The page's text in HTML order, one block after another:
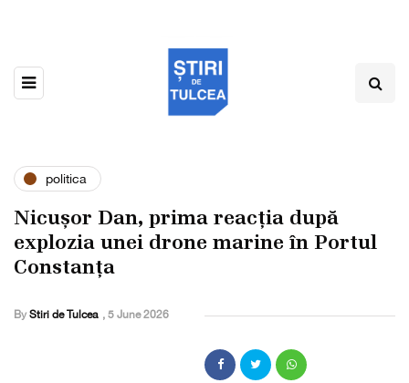
politica
Nicușor Dan, prima reacția după
explozia unei drone marine în Portul
Constanța
By Stiri de Tulcea , 5 June 2026